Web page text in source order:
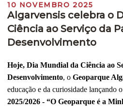
10 NOVEMBRO 2025
Algarvensis celebra o
Ciência ao Serviço da
Desenvolvimento
Hoje, Dia Mundial da Ciência ao
Desenvolvimento, o Geoparque
educação e da curiosidade lançando
2025/2026 - “O Geoparque é a